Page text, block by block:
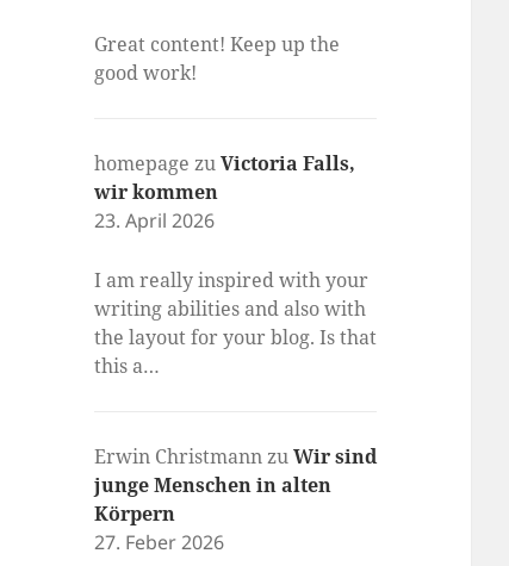
Great content! Keep up the
good work!
homepage zuVictoria Falls,
wir kommen
23. April 2026
I am really inspired with your
writing abilities and also with
the layout for your blog. Is that
this a…
Erwin ChristmannzuWir sind
junge Menschen in alten
Körpern
27. Feber 2026